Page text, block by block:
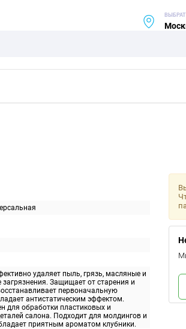
удаляет пыль, грязь, масляные и
загрязнения. Защищает от старения и
первоначальную
антистатическим эффектом.
для обработки пластиковых и
салона. Подходит для молдингов и
приятным ароматом клубники.